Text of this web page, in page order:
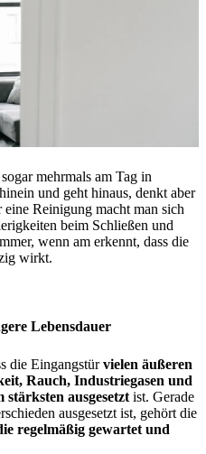
mehrmals am Tag in
und geht hinaus, denkt aber
Reinigung macht man sich
beim Schließen und
wenn am erkennt, dass die
wirkt.
Lebensdauer
die Eingangstürvielen äußeren
Rauch, Industriegasen und
ausgesetzt ist. Gerade
ausgesetzt ist, gehört die
regelmäßig gewartet und